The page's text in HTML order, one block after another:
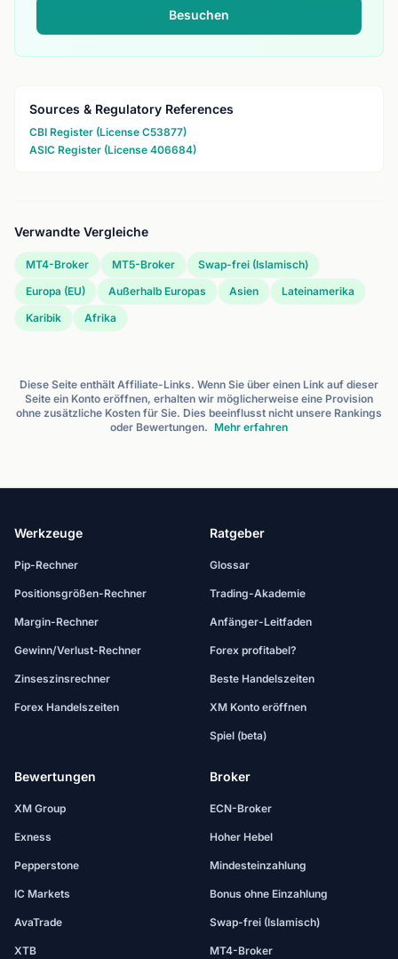
Besuchen
Sources & Regulatory References
CBI Register (License C53877)
ASIC Register (License 406684)
Verwandte Vergleiche
MT4-Broker MT5-Broker
Swap-frei (Islamisch)
Europa (EU)
Außerhalb Europas Asien
Lateinamerika
Karibik
Afrika
Diese Seite enthält Affiliate-Links. Wenn Sie über einen Link auf dieser
Seite ein Konto eröffnen, erhalten wir möglicherweise eine Provision
ohne zusätzliche Kosten für Sie. Dies beeinflusst nicht unsere Rankings
oder Bewertungen. Mehr erfahren
Werkzeuge
Pip-Rechner
Positionsgrößen-Rechner
Margin-Rechner
Gewinn/Verlust-Rechner
Zinseszinsrechner
Forex Handelszeiten
Ratgeber
Glossar
Trading-Akademie
Anfänger-Leitfaden
Forex profitabel?
Beste Handelszeiten
XM Konto eröffnen
Spiel (beta)
Bewertungen
XM Group
Exness
Pepperstone
IC Markets
AvaTrade
XTB
Broker
ECN-Broker
Hoher Hebel
Mindesteinzahlung
Bonus ohne Einzahlung
Swap-frei (Islamisch)
MT4-Broker